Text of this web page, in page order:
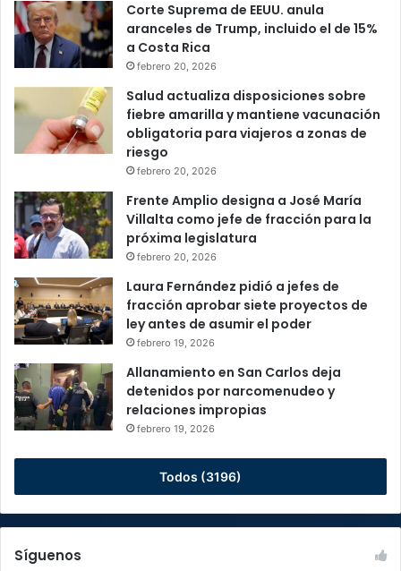
Corte Suprema de EEUU. anula
aranceles de Trump, incluido el de 15%
a Costa Rica
febrero 20, 2026
Salud actualiza disposiciones sobre
fiebre amarilla y mantiene vacunación
obligatoria para viajeros a zonas de
riesgo
febrero 20, 2026
Frente Amplio designa a José María
Villalta como jefe de fracción para la
próxima legislatura
febrero 20, 2026
Laura Fernández pidió a jefes de
fracción aprobar siete proyectos de
ley antes de asumir el poder
febrero 19, 2026
Allanamiento en San Carlos deja
detenidos por narcomenudeo y
relaciones impropias
febrero 19, 2026
Todos (3196)
Síguenos